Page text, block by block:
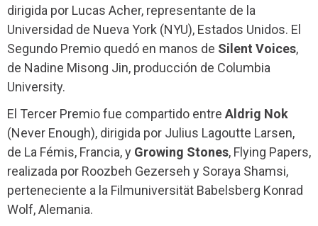
dirigida por Lucas Acher, representante de la
Universidad de Nueva York (NYU), Estados Unidos. El
Segundo Premio quedó en manos de Silent Voices,
de Nadine Misong Jin, producción de Columbia
University.
El Tercer Premio fue compartido entre Aldrig Nok
(Never Enough), dirigida por Julius Lagoutte Larsen,
de La Fémis, Francia, y Growing Stones, Flying Papers,
realizada por Roozbeh Gezerseh y Soraya Shamsi,
perteneciente a la Filmuniversität Babelsberg Konrad
Wolf, Alemania.